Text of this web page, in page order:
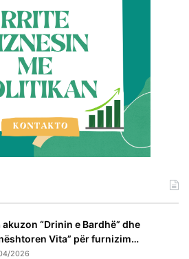
akuzon “Drinin e Bardhë” dhe
Vita” për furnizim…
2026